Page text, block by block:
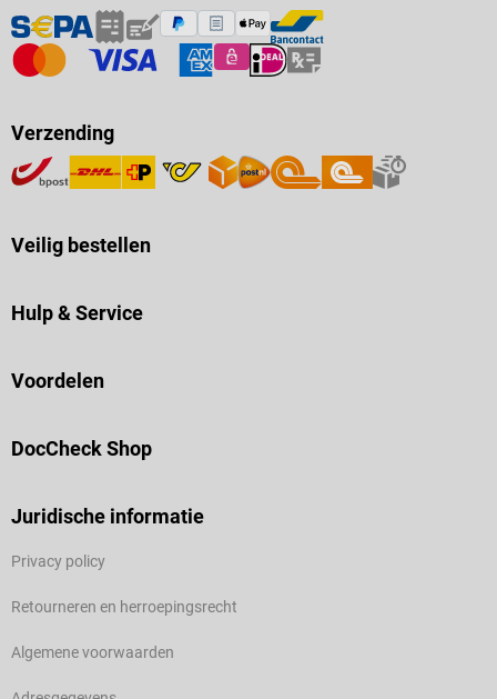
Verzending
Veilig bestellen
Hulp & Service
Voordelen
DocCheck Shop
Juridische informatie
Privacy policy
Retourneren en herroepingsrecht
Algemene voorwaarden